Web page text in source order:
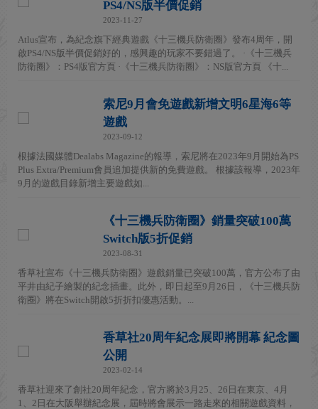
PS4/NS版半價促銷
2023-11-27
Atlus宣布，為紀念旗下經典遊戲《十三機兵防衛圈》發布4周年，開
啟PS4/NS版半價促銷好的，感興趣的玩家不要錯過了。 ·《十三機兵
防衛圈》：PS4版官方頁 ·《十三機兵防衛圈》：NS版官方頁 《十...
索尼9月會免遊戲新增文明6星海6等
遊戲
2023-09-12
根據法國媒體Dealabs Magazine的報導，索尼將在2023年9月開始為PS
Plus Extra/Premium會員追加提供新的免費遊戲。 根據該報導，2023年
9月的遊戲目錄新增主要遊戲如...
《十三機兵防衛圈》銷量突破100萬
Switch版5折促銷
2023-08-31
香草社宣布《十三機兵防衛圈》遊戲銷量已突破100萬，官方公布了由
平井由紀子繪製的紀念插畫。此外，即日起至9月26日，《十三機兵防
衛圈》將在Switch開啟5折折扣優惠活動。...
香草社20周年紀念展即將開幕 紀念圖
公開
2023-02-14
香草社迎來了創社20周年紀念，官方將於3月25、26日在東京、4月
1、2日在大阪舉辦紀念展，屆時將會展示一路走來的相關遊戲資料，